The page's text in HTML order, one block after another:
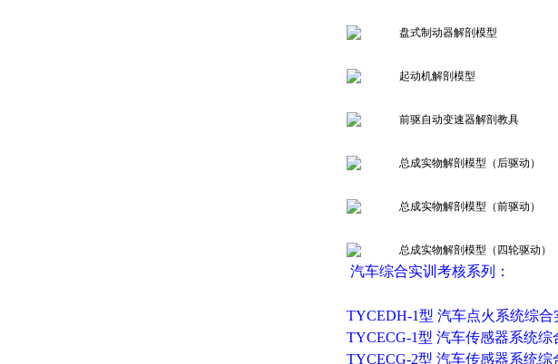
盘式制动器解剖模型
起动机解剖模型
前驱自动变速器解剖教具
总成实物解剖模型（后驱动）
总成实物解剖模型（前驱动）
总成实物解剖模型（四轮驱动）
汽车综合实训考核系列：
TYCEDH-1型 汽车点火系统综合
TYCECG-1型 汽车传感器系统综
TYCECG-2型 汽车传感器系统综